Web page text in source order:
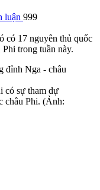
luận 999
có 17 nguyên thủ quốc
trong tuần này.
có sự tham dự
châu Phi. (Ảnh: